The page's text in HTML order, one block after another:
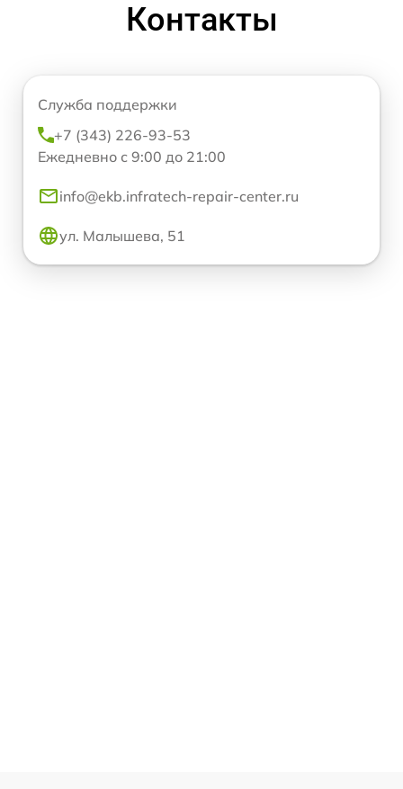
Контакты
Служба поддержки
+7 (343) 226-93-53
Ежедневно с 9:00 до 21:00
info@ekb.infratech-repair-center.ru
ул. Малышева, 51